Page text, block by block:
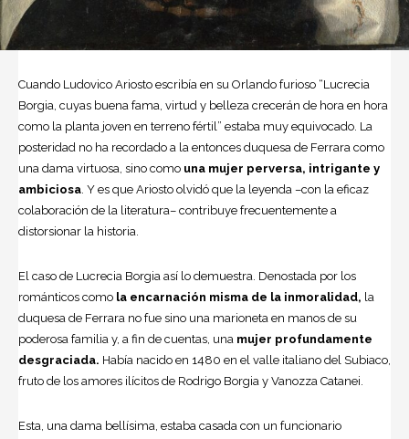
Cuando Ludovico Ariosto escribía en su Orlando furioso “Lucrecia
Borgia, cuyas buena fama, virtud y belleza crecerán de hora en hora
como la planta joven en terreno fértil” estaba muy equivocado. La
posteridad no ha recordado a la entonces duquesa de Ferrara como
una dama virtuosa, sino como una mujer perversa, intrigante y
ambiciosa. Y es que Ariosto olvidó que la leyenda –con la eficaz
colaboración de la literatura– contribuye frecuentemente a
distorsionar la historia.
El caso de Lucrecia Borgia así lo demuestra. Denostada por los
románticos como la encarnación misma de la inmoralidad, la
duquesa de Ferrara no fue sino una marioneta en manos de su
poderosa familia y, a fin de cuentas, una mujer profundamente
desgraciada. Había nacido en 1480 en el valle italiano del Subiaco,
fruto de los amores ilícitos de Rodrigo Borgia y Vanozza Catanei.
Esta, una dama bellísima, estaba casada con un funcionario